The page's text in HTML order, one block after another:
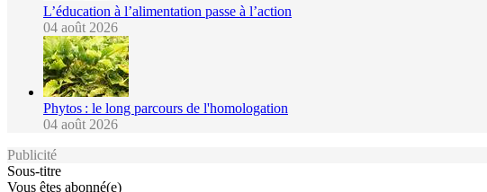
L’éducation à l’alimentation passe à l’action
04 août 2026
Phytos : le long parcours de l'homologation
04 août 2026
Publicité
Sous-titre
Vous êtes abonné(e)